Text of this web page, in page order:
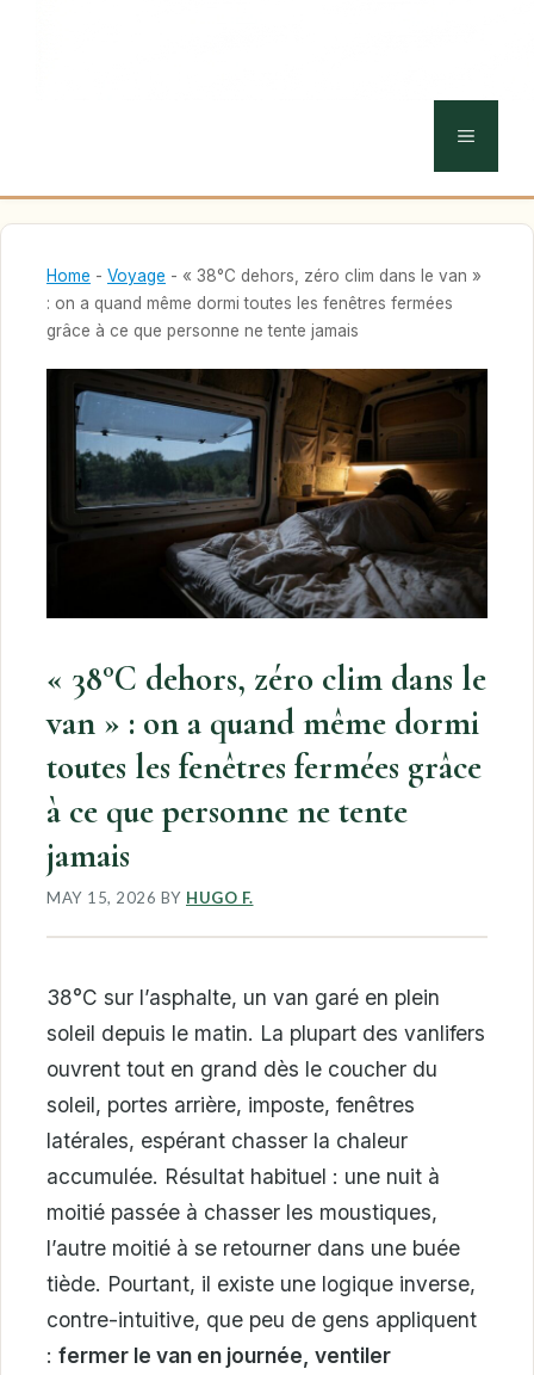
MENU
Home - Voyage - « 38°C dehors, zéro clim dans le van »
: on a quand même dormi toutes les fenêtres fermées
grâce à ce que personne ne tente jamais
« 38°C dehors, zéro clim dans le
van » : on a quand même dormi
toutes les fenêtres fermées grâce
à ce que personne ne tente
jamais
MAY 15, 2026 BY HUGO F.
38°C sur l’asphalte, un van garé en plein
soleil depuis le matin. La plupart des vanlifers
ouvrent tout en grand dès le coucher du
soleil, portes arrière, imposte, fenêtres
latérales, espérant chasser la chaleur
accumulée. Résultat habituel : une nuit à
moitié passée à chasser les moustiques,
l’autre moitié à se retourner dans une buée
tiède. Pourtant, il existe une logique inverse,
contre-intuitive, que peu de gens appliquent
: fermer le van en journée, ventiler